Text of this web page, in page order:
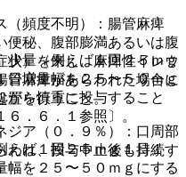
頻度不明）：腸管麻痺
便秘、腹部膨満あるいは腹
状）を来し、麻痺性イレウ
管麻痺があらわれた場合に
置を行うこと。
ア（０．９％）：口周部
われ、投与中止後も持続す
量（例えば１回２５ｍｇ
日増量幅を２５〜５０ｍｇ
がら慎重に投与すること
６．６．１参照〕。
ば１回２５ｍｇ１日１
幅を２５〜５０ｍｇにする